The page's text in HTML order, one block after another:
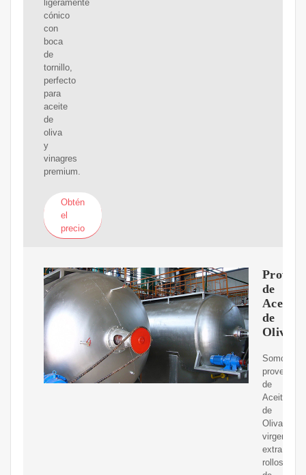
ligeramente
cónico
con
boca
de
tornillo,
perfecto
para
aceite
de
oliva
y
vinagres
premium.
Obtén
el
precio
de
Aceite
de
Oliva
Somos
de
Aceite
de
Oliva
virgen
extra,
rollos